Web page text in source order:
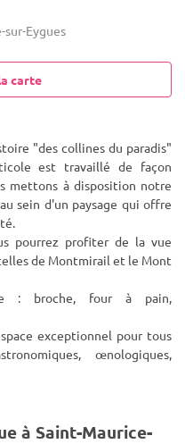
Eygues
carte
"des collines du paradis"
est travaillé de façon
mettons à disposition notre
sein d'un paysage qui offre
pourrez profiter de la vue
de Montmirail et le Mont
: broche, four à pain,
exceptionnel pour tous
œnologiques,
à Saint-Maurice-